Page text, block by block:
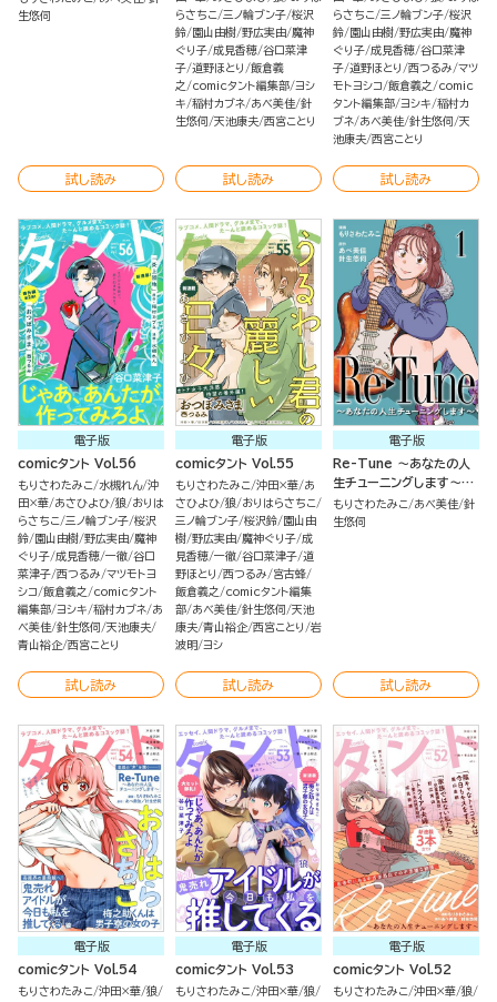
生悠伺
試し読み
らさちこ 三ノ輪ブン子 桜沢
鈴 園山由樹 野広実由 魔神
ぐり子 成見香穂 谷口菜津
子 道野ほとり
飯倉義
之
comicタント編集部 ヨシ
キ 稲村カブネ あべ美佳 針
生悠伺 天池康夫 西宮ことり
試し読み
らさちこ 三ノ輪ブン子 桜沢
鈴 園山由樹 野広実由 魔神
ぐり子 成見香穂 谷口菜津
子 道野ほとり 西つるみ マツ
モトヨシコ 飯倉義之
comic
タント編集部 ヨシキ 稲村カ
ブネ あべ美佳 針生悠伺 天
池康夫 西宮ことり
試し読み
電子版
comicタント Vol.56
もりさわたみこ 水槻れん 沖
田×華 あさひよひ 狼 おりは
らさちこ 三ノ輪ブン子 桜沢
鈴 園山由樹 野広実由 魔神
ぐり子 成見香穂 一徹 谷口
菜津子 西つるみ マツモトヨ
シコ 飯倉義之
comicタント
編集部 ヨシキ 稲村カブネ あ
べ美佳 針生悠伺 天池康夫
青山裕企 西宮ことり
試し読み
電子版
comicタント Vol.55
もりさわたみこ 沖田×華 あ
さひよひ 狼 おりはらさちこ
三ノ輪ブン子 桜沢鈴 園山由
樹 野広実由 魔神ぐり子 成
見香穂 一徹 谷口菜津子 道
野ほとり
西つるみ
宮古蜂
飯倉義之
comicタント編集
部 あべ美佳 針生悠伺 天池
康夫 青山裕企 西宮ことり
岩
波明
ヨシ
試し読み
電子版
Re-Tune ～あなたの人
生チューニングします～
（分冊版）
もりさわたみこ あべ美佳 針
生悠伺
試し読み
電子版
comicタント Vol.54
もりさわたみこ 沖田×華 狼
電子版
comicタント Vol.53
もりさわたみこ 沖田×華 狼
電子版
comicタント Vol.52
もりさわたみこ 沖田×華 狼